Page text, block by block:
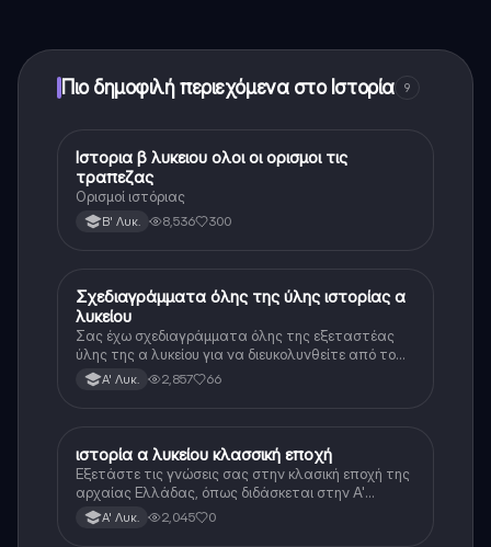
Πιο δημοφιλή περιεχόμενα στο Ιστορία 9
Ιστορία
Ιστορια β λυκειου ολοι οι ορισμοι τις
τραπεζας
Ορισμοί ιστόριας
Β' Λυκ. 8,536 300
Ιστορία
Σχεδιαγράμματα όλης της ύλης ιστορίας α
λυκείου
Σας έχω σχεδιαγράμματα όλης της εξεταστέας
ύλης της α λυκείου για να διευκολυνθείτε από το
τεράστιο βάρος του βιβλίου
Α' Λυκ. 2,857 66
Ιστορία
ιστορία α λυκείου κλασσική εποχή
Εξετάστε τις γνώσεις σας στην κλασική εποχή της
αρχαίας Ελλάδας, όπως διδάσκεται στην Α'
Λυκείου.Α' Λυκ. 2,045 0